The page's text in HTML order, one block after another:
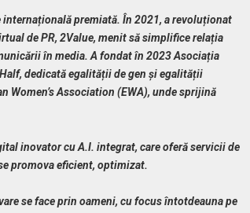
premiată. În 2021, a revoluționat
de PR, 2Value, menit să simplifice relația
în media. A fondat în 2023 Asociația
dedicată egalității de gen și egalității
Women’s Association (EWA), unde sprijină
inovator cu A.I. integrat, care oferă servicii de
promova eficient, optimizat.
se face prin oameni, cu focus întotdeauna pe